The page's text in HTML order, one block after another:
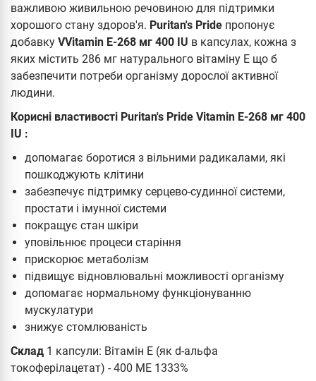
важливою живильною речовиною для підтримки
хорошого стану здоров'я. Puritan's Pride пропонує
добавку VVitamin E-268 мг 400 IU в капсулах, кожна з
яких містить 286 мг натурального вітаміну Е що б
забезпечити потреби організму дорослої активної
людини.
Корисні властивості Puritan's Pride Vitamin E-268 мг 400
IU :
допомагає боротися з вільними радикалами, які
пошкоджують клітини
забезпечує підтримку серцево-судинної системи,
простати і імунної системи
покращує стан шкіри
уповільнює процеси старіння
прискорює метаболізм
підвищує відновлювальні можливості організму
допомагає нормальному функціонуванню
мускулатури
знижує стомлюваність
Склад 1 капсули: Вітамін Е (як d-альфа
токоферілацетат) - 400 МЕ 1333%